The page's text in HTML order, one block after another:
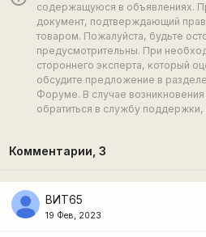
содержащуюся в объявлениях.
документ, подтверждающий
товаром. Пожалуйста, будьте
предусмотрительны. При
стороннего эксперта, который
обсудите предложение в разделе
Форуме. В случае
обратиться в службу
Комментарии, 3
ВИТ65
19 Фев, 2023